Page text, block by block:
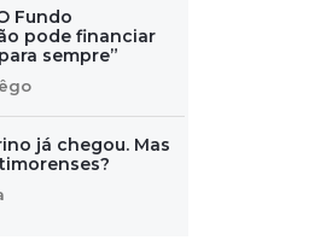
Fundo
pode financiar
sempre”
já chegou. Mas